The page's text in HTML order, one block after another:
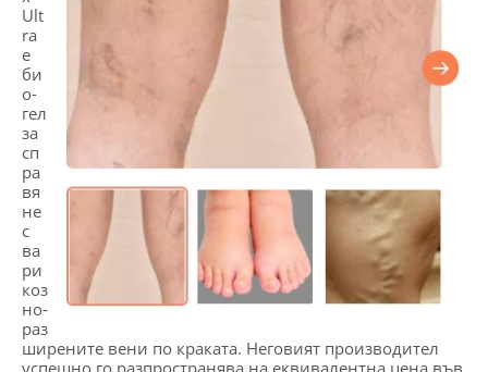
Ult
ra
е
би
о-
гел
за
сп
ра
вя
не
с
ва
ри
коз
но-
раз
ширените вени по краката. Неговият производител
успешно го разпространява на еквивалентна цена във